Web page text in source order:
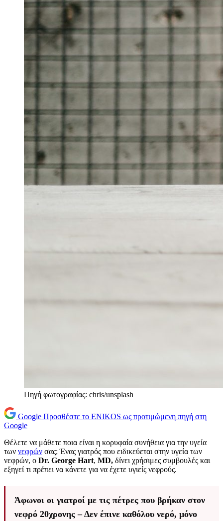
Πηγή φωτογραφίας: chris/unsplash
Google Προσθέστε το ENIKOS ως προτιμώμενη πηγή στη
Google
Θέλετε να μάθετε ποια είναι η κορυφαία συνήθεια για την υγεία
των νεφρών σας; Ένας γιατρός που ειδικεύεται στην υγεία των
νεφρών, ο Dr. George Hart, MD, δίνει χρήσιμες συμβουλές και
εξηγεί τι πρέπει να κάνετε για να έχετε υγιείς νεφρούς.
Άφωνοι οι γιατροί με τις πέτρες που βρήκαν στον
νεφρό 20χρονης – Δεν έπινε καθόλου νερό, μόνο